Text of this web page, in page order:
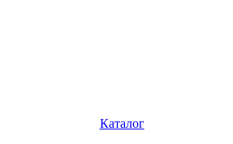
Каталог